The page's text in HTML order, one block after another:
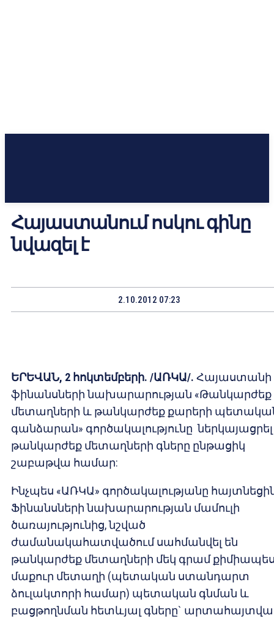
Հայաստանում ոսկու գինը
նվազել է
2.10.2012 07:23
ԵՐԵՎԱՆ, 2 հոկտեմբերի. /ԱՌԿԱ/. Հայաստանի
ֆինանսների նախարարության «Թանկարժեք
մետաղների և թանկարժեք քարերի
գանձարան» գործակալությունը ներկայացրել
թանկարժեք մետաղների գները ընթացիկ
շաբաթվա համար:
Ինչպես «ԱՌԿԱ» գործակալությանը
Ֆինանսների նախարարության մամուլի
ծառայությունից, նշված
ժամանակահատվածում սահմանվել են
թանկարժեք մետաղների մեկ գրամ
մաքուր մետաղի (պետական ստանդարտ
ձուլակտորի համար) պետական գնման և
բացթողնման հետևյալ գները`